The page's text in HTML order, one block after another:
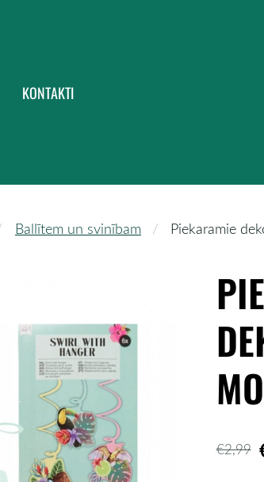
KONTAKTI
Ballītem un svinībam Piekaramie
€2,99